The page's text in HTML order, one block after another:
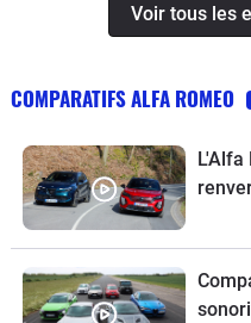
Voir tous les
COMPARATIFS ALFA ROMEO
L'Alfa